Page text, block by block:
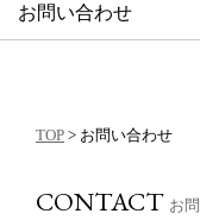
お問い合わせ
TOP > お問い合わせ
CONTACT お